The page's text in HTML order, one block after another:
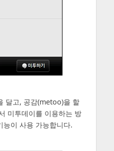
달고, 공감(metoo)을 할
미투데이를 이용하는 방
능이 사용 가능합니다.